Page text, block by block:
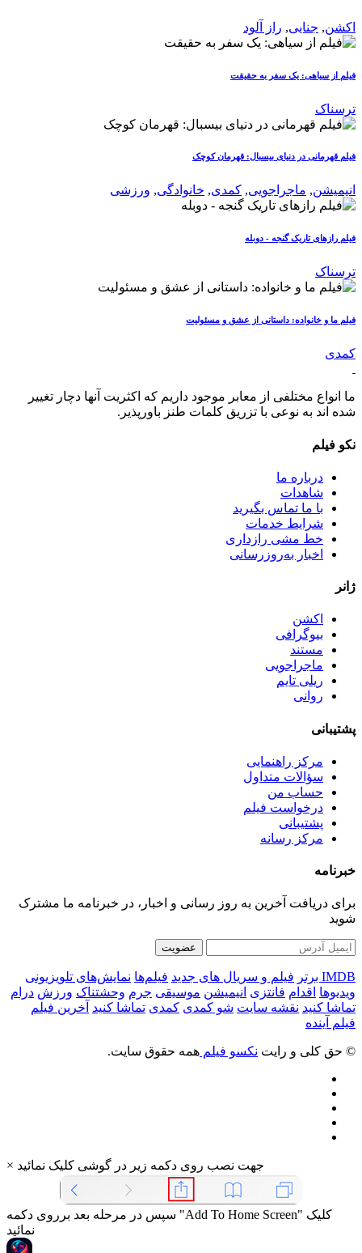
اکشن, جنایی, راز آلود
فیلم از سیاهی: یک سفر به حقیقت
ترسناک
فیلم قهرمانی در دنیای بیسبال: قهرمان کوچک
انیمیشن, ماجراجویی, کمدی, خانوادگی, ورزشی
فیلم رازهای تاریک گنجه - دوبله
ترسناک
فیلم ما و خانواده: داستانی از عشق و مسئولیت
کمدی
ما انواع مختلفی از معابر موجود داریم که اکثریت آنها دچار تغییر
شده اند به نوعی با تزریق کلمات طنز باورپذیر.
نکو فیلم
درباره ما
شاهدات
با ما تماس بگیرید
شرایط خدمات
خط مشی رازداری
اخبار به‌روزرسانی
ژانر
اکشن
بیوگرافی
مستند
ماجراجویی
ریلی تایم
روانی
پشتیبانی
مرکز راهنمایی
سؤالات متداول
حساب من
درخواست فیلم
پشتیبانی
مرکز رسانه
خبرنامه
برای دریافت آخرین به روز رسانی و اخبار، در خبرنامه ما مشترک
شوید
عضویت
IMDB برتر فیلم و سریال های جدید فیلم‌ها نمایش‌های تلویزیونی
ویدیوها اقدام فانتزی انیمیشن موسیقی جرم وحشتناک ورزش درام
تماشا کنید نقشه سایت شو کمدی کمدی تماشا کنید آخرین فیلم
فیلم آینده
© حق کلی و رایت نکسو فیلم همه حقوق سایت.
× جهت نصب روی دکمه زیر در گوشی کلیک نمائید
سپس در مرحله بعد برروی دکمه "Add To Home Screen" کلیک
نمائید